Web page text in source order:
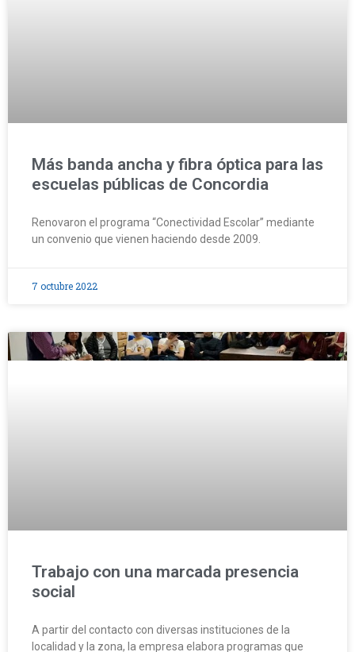
Más banda ancha y fibra óptica para las
escuelas públicas de Concordia
Renovaron el programa “Conectividad Escolar” mediante
un convenio que vienen haciendo desde 2009.
7 octubre 2022
Trabajo con una marcada presencia
social
A partir del contacto con diversas instituciones de la
localidad y la zona, la empresa elabora programas que